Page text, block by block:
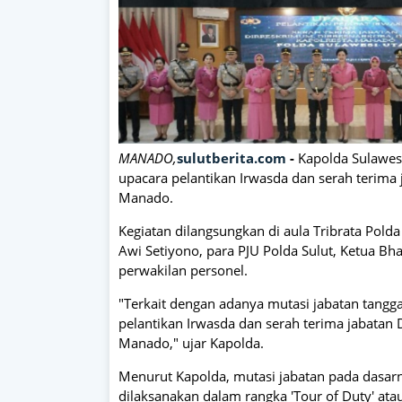
MANADO,sulutberita.com - Kapolda
upacara pelantikan Irwasda dan serah
Manado.
Kegiatan dilangsungkan di aula Tribrata
Awi Setiyono, para PJU Polda Sulut, Ketua
perwakilan personel.
"Terkait dengan adanya mutasi jabatan
pelantikan Irwasda dan serah terima
Manado," ujar Kapolda.
Menurut Kapolda, mutasi jabatan pada
dilaksanakan dalam rangka 'Tour of Duty'